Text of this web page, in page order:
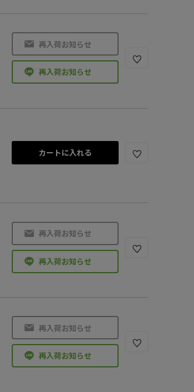
再入荷お知らせ
再入荷お知らせ
カートに入れる
再入荷お知らせ
再入荷お知らせ
再入荷お知らせ
再入荷お知らせ